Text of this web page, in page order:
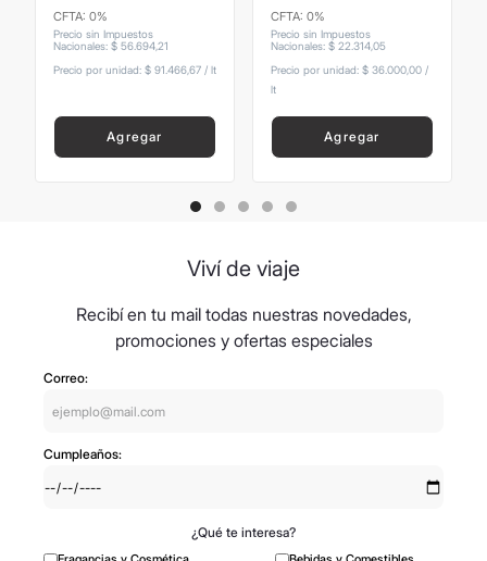
CFTA: 0%
Precio sin Impuestos
Nacionales: $ 5669421
Precio por unidad: $ 91.466,67 / lt
Agregar
CFTA: 0%
Precio sin Impuestos
Nacionales: $ 22 31405
Precio por unidad: $ 36.000,00 /
lt
Agregar
Viví de viaje
Recibí en tu mail todas nuestras novedades,
promociones y ofertas especiales
Correo:
Cumpleaños:
¿Qué te interesa?